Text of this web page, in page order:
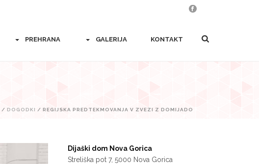
PREHRANA GALERIJA KONTAKT
/ DOGODKI / REGIJSKA PREDTEKMOVANJA V ZVEZI Z DOMIJADO
Dijaški dom Nova Gorica
Streliška pot 7, 5000 Nova Gorica